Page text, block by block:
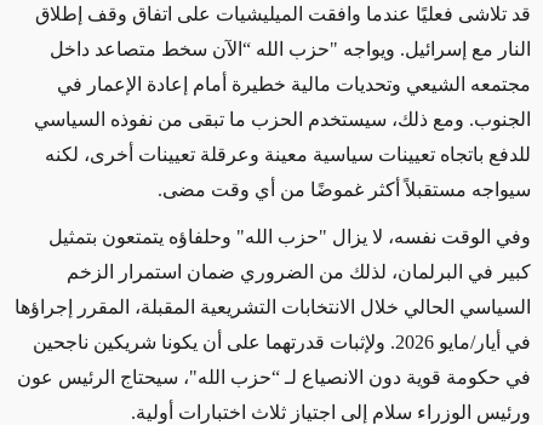
قد تلاشى فعليًا عندما وافقت الميليشيات على اتفاق وقف إطلاق
النار مع إسرائيل. ويواجه "حزب الله “الآن سخط متصاعد داخل
مجتمعه الشيعي وتحديات مالية خطيرة أمام إعادة الإعمار في
الجنوب. ومع ذلك، سيستخدم الحزب ما تبقى من نفوذه السياسي
للدفع باتجاه تعيينات سياسية معينة وعرقلة تعيينات أخرى، لكنه
سيواجه مستقبلاً أكثر غموضًا من أي وقت مضى.
وفي الوقت نفسه، لا يزال "حزب الله" وحلفاؤه يتمتعون بتمثيل
كبير في البرلمان، لذلك من الضروري ضمان استمرار الزخم
السياسي الحالي خلال الانتخابات التشريعية المقبلة، المقرر إجراؤها
في أيار/مايو 2026. ولإثبات قدرتهما على أن يكونا شريكين ناجحين
في حكومة قوية دون الانصياع لـ “حزب الله"، سيحتاج الرئيس عون
ورئيس الوزراء سلام إلى اجتياز ثلاث اختبارات أولية.